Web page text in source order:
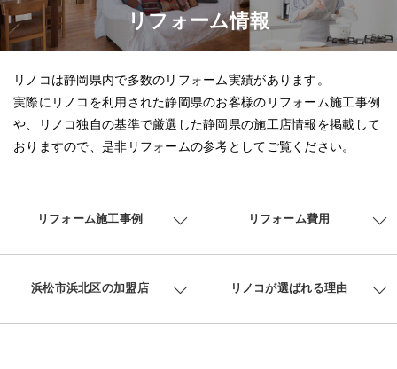
リフォーム情報
リノコは静岡県内で多数のリフォーム実績があります。
実際にリノコを利用された静岡県のお客様のリフォーム施工事例
や、リノコ独自の基準で厳選した静岡県の施工店情報を掲載して
おりますので、是非リフォームの参考としてご覧ください。
リフォーム施工事例 リフォーム費用
浜松市浜北区の加盟店 リノコが選ばれる理由